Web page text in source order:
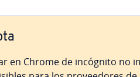
en Chrome de incógnito no